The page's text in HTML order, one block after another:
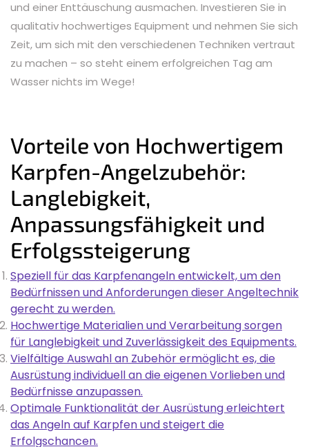
und einer Enttäuschung ausmachen. Investieren Sie in
qualitativ hochwertiges Equipment und nehmen Sie sich
Zeit, um sich mit den verschiedenen Techniken vertraut
zu machen – so steht einem erfolgreichen Tag am
Wasser nichts im Wege!
Vorteile von Hochwertigem
Karpfen-Angelzubehör:
Langlebigkeit,
Anpassungsfähigkeit und
Erfolgssteigerung
Speziell für das Karpfenangeln entwickelt, um den
Bedürfnissen und Anforderungen dieser Angeltechnik
gerecht zu werden.
Hochwertige Materialien und Verarbeitung sorgen
für Langlebigkeit und Zuverlässigkeit des Equipments.
Vielfältige Auswahl an Zubehör ermöglicht es, die
Ausrüstung individuell an die eigenen Vorlieben und
Bedürfnisse anzupassen.
Optimale Funktionalität der Ausrüstung erleichtert
das Angeln auf Karpfen und steigert die
Erfolgschancen.